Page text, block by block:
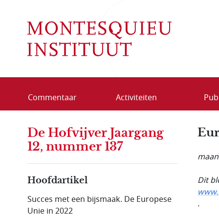
Commentaar Activiteiten
Dit
.
De Hofvijver Jaargang
12, nummer 137
Hoofdartikel
Succes met een bijsmaak. De Europese
Unie in 2022